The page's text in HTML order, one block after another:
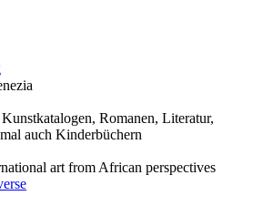
Romanen, Literatur,
auch Kinderbüchern
art from African perspectives